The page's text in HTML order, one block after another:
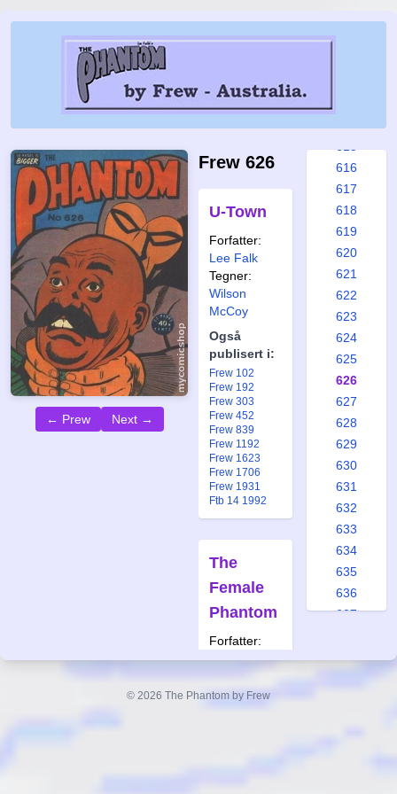
← Prew Next →
Frew 626
U-Town
Forfatter:
Lee Falk
Tegner:
Wilson
McCoy
Også
publisert i:
Frew 102
Frew 192
Frew 303
Frew 452
Frew 839
Frew 1192
Frew 1623
Frew 1706
Frew 1931
Ftb 14 1992
The
Female
Phantom
Forfatter:
Lee Falk
Wilson
609
616
617
618
619
620
621
622
623
624
625
626
627
628
629
630
631
632
633
634
635
636
637
© 2026 The Phantom by Frew